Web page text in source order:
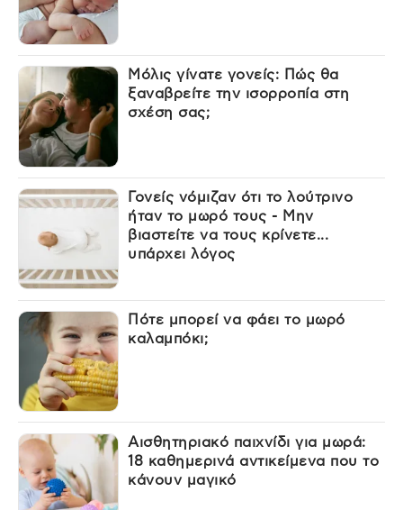
Μόλις γίνατε γονείς: Πώς θα
ξαναβρείτε την ισορροπία στη
σχέση σας;
Γονείς νόμιζαν ότι το λούτρινο
ήταν το μωρό τους - Μην
βιαστείτε να τους κρίνετε...
υπάρχει λόγος
Πότε μπορεί να φάει το μωρό
καλαμπόκι;
Αισθητηριακό παιχνίδι για μωρά:
18 καθημερινά αντικείμενα που το
κάνουν μαγικό